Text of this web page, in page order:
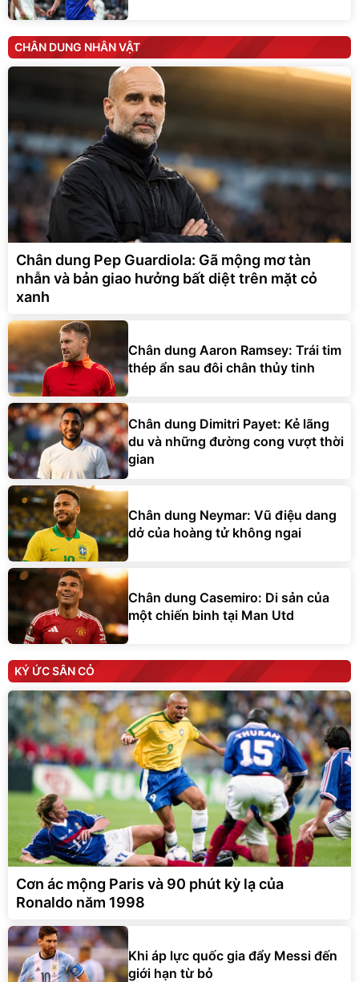
CHÂN DUNG NHÂN VẬT
Chân dung Pep Guardiola: Gã mộng mơ tàn
nhẫn và bản giao hưởng bất diệt trên mặt cỏ
xanh
Chân dung Aaron Ramsey: Trái tim
thép ẩn sau đôi chân thủy tinh
Chân dung Dimitri Payet: Kẻ lãng
du và những đường cong vượt thời
gian
Chân dung Neymar: Vũ điệu dang
dở của hoàng tử không ngai
Chân dung Casemiro: Di sản của
một chiến binh tại Man Utd
KÝ ỨC SÂN CỎ
Cơn ác mộng Paris và 90 phút kỳ lạ của
Ronaldo năm 1998
Khi áp lực quốc gia đẩy Messi đến
giới hạn từ bỏ